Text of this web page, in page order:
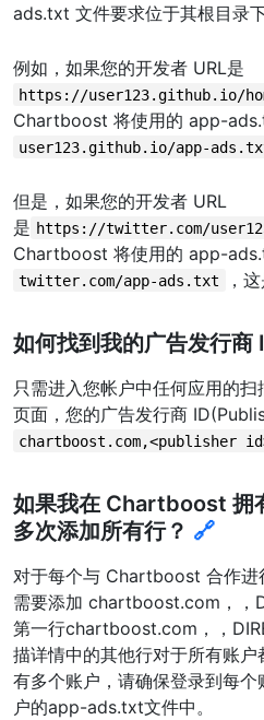
ads.txt 文件要求位于其根目录下
例如，如果您的开发者 URL是
https://user123.github.io/
Chartboost 将使用的 app-
user123.github.io/app-
但是，如果您的开发者 URL
是 https://twitter.com/
Chartboost 将使用的 app-
twitter.com/app-ads.txt ，
如何找到我的广告发行
只需进入您帐户中任何应用的
页面，您的广告发行商
chartboost.com,<publisher
如果我在 Chartboost 拥
多次添加所有行？ 🔗
对于每个与 Chartboost 合作进
需要添加 chartboost.com，
第一行chartboost.com，
，
描详情中的其他行对于所有账
有多个账户，请确保登录到每
户的app-ads.txt文件中。